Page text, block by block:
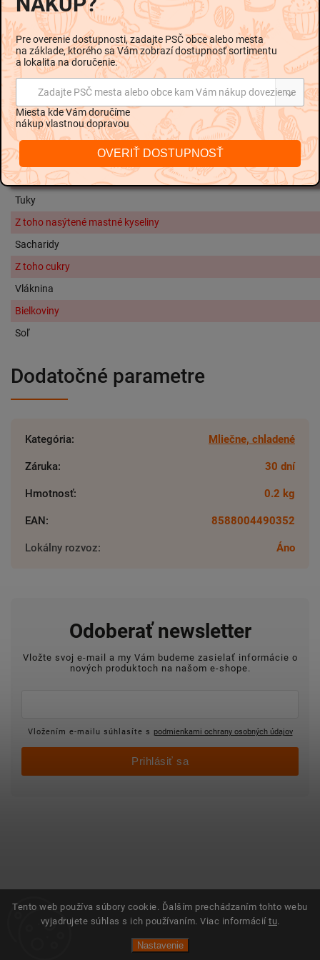
Tento web používa súbory cookie. Ďalším prechádzaním tohto webu
vyjadrujete súhlas s ich používaním. Viac informácií tu.
Nastavenie
Zloženie
Pasterizované
mlieko, Jedlá soľ, Syridlo, Mliekarenské
kultúry, Tuk v sušine min. 45%
Informácie o alergénoch
Obsahuje: Mlieko
Skladovanie
Skladujte pri teplote od +2 °C do +8 °C.
Nutričné hodnoty na 100g:
Energetická hodnota
1213 kJ /
Tuky
Z toho nasýtené mastné kyseliny
Sacharidy
Z toho cukry
Vláknina
Bielkoviny
Soľ
Dodatočné parametre
Kategória: Mliečne, chladené
Záruka: 30 dní
Hmotnosť: 0.2 kg
EAN: 8588004490352
Lokálny rozvoz: Áno
Odoberať newsletter
Vložte svoj e-mail a my Vám budeme zasielať informácie o
nových produktoch na našom e-shope.
Vložením e-mailu súhlasíte s podmienkami ochrany osobných údajov
Prihlásiť sa
Pre overenie dostupnosti, zadajte PSČ obce alebo mesta
na základe, ktorého sa Vám zobrazí dostupnosť sortimentu
a lokalita na doručenie.
Zadajte PSČ mesta alebo obce kam Vám nákup dovezieme
Miesta kde Vám doručíme
nákup vlastnou dopravou
OVERIŤ DOSTUPNOSŤ